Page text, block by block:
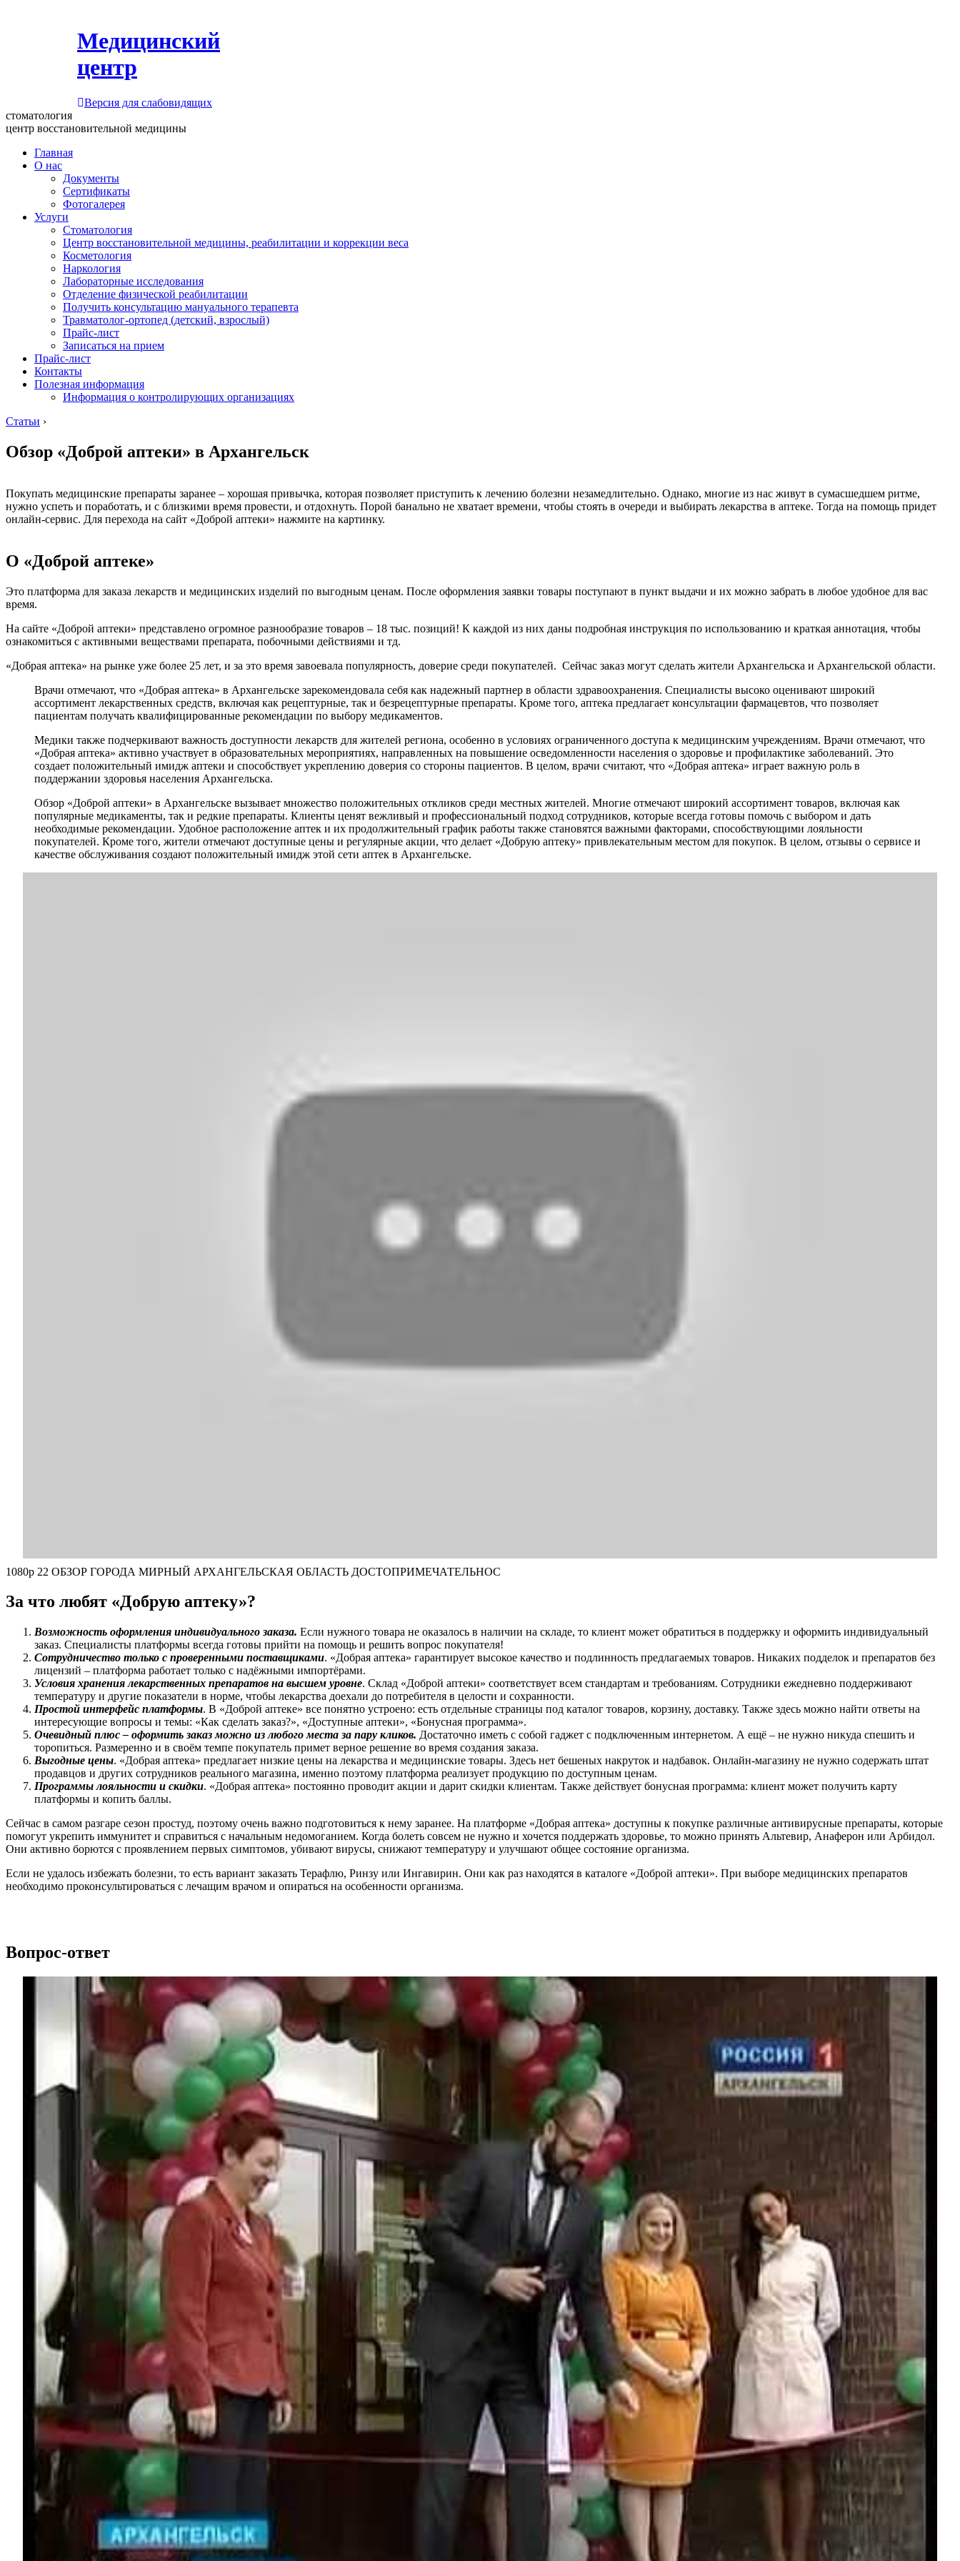
Медицинский
центр
Версия для слабовидящих
стоматология
центр восстановительной медицины
Главная
О нас
Документы
Сертификаты
Фотогалерея
Услуги
Стоматология
Центр восстановительной медицины, реабилитации и коррекции веса
Косметология
Наркология
Лабораторные исследования
Отделение физической реабилитации
Получить консультацию мануального терапевта
Травматолог-ортопед (детский, взрослый)
Прайс-лист
Записаться на прием
Прайс-лист
Контакты
Полезная информация
Информация о контролирующих организациях
Статьи ›
Обзор «Доброй аптеки» в Архангельск
Покупать медицинские препараты заранее – хорошая привычка, которая позволяет приступить к лечению болезни незамедлительно. Однако, многие из нас живут в сумасшедшем ритме,
нужно успеть и поработать, и с близкими время провести, и отдохнуть. Порой банально не хватает времени, чтобы стоять в очереди и выбирать лекарства в аптеке. Тогда на помощь придет
онлайн-сервис. Для перехода на сайт «Доброй аптеки» нажмите на картинку.
О «Доброй аптеке»
Это платформа для заказа лекарств и медицинских изделий по выгодным ценам. После оформления заявки товары поступают в пункт выдачи и их можно забрать в любое удобное для вас
время.
На сайте «Доброй аптеки» представлено огромное разнообразие товаров – 18 тыс. позиций! К каждой из них даны подробная инструкция по использованию и краткая аннотация, чтобы
ознакомиться с активными веществами препарата, побочными действиями и тд.
«Добрая аптека» на рынке уже более 25 лет, и за это время завоевала популярность, доверие среди покупателей. Сейчас заказ могут сделать жители Архангельска и Архангельской области.
Врачи отмечают, что «Добрая аптека» в Архангельске зарекомендовала себя как надежный партнер в области здравоохранения. Специалисты высоко оценивают широкий
ассортимент лекарственных средств, включая как рецептурные, так и безрецептурные препараты. Кроме того, аптека предлагает консультации фармацевтов, что позволяет
пациентам получать квалифицированные рекомендации по выбору медикаментов.
Медики также подчеркивают важность доступности лекарств для жителей региона, особенно в условиях ограниченного доступа к медицинским учреждениям. Врачи отмечают, что
«Добрая аптека» активно участвует в образовательных мероприятиях, направленных на повышение осведомленности населения о здоровье и профилактике заболеваний. Это
создает положительный имидж аптеки и способствует укреплению доверия со стороны пациентов. В целом, врачи считают, что «Добрая аптека» играет важную роль в
поддержании здоровья населения Архангельска.
Обзор «Доброй аптеки» в Архангельске вызывает множество положительных откликов среди местных жителей. Многие отмечают широкий ассортимент товаров, включая как
популярные медикаменты, так и редкие препараты. Клиенты ценят вежливый и профессиональный подход сотрудников, которые всегда готовы помочь с выбором и дать
необходимые рекомендации. Удобное расположение аптек и их продолжительный график работы также становятся важными факторами, способствующими лояльности
покупателей. Кроме того, жители отмечают доступные цены и регулярные акции, что делает «Добрую аптеку» привлекательным местом для покупок. В целом, отзывы о сервисе и
качестве обслуживания создают положительный имидж этой сети аптек в Архангельске.
1080p 22 ОБЗОР ГОРОДА МИРНЫЙ АРХАНГЕЛЬСКАЯ ОБЛАСТЬ ДОСТОПРИМЕЧАТЕЛЬНОС
За что любят «Добрую аптеку»?
Возможность оформления индивидуального заказа. Если нужного товара не оказалось в наличии на складе, то клиент может обратиться в поддержку и оформить индивидуальный
заказ. Специалисты платформы всегда готовы прийти на помощь и решить вопрос покупателя!
Сотрудничество только с проверенными поставщиками. «Добрая аптека» гарантирует высокое качество и подлинность предлагаемых товаров. Никаких подделок и препаратов без
лицензий – платформа работает только с надёжными импортёрами.
Условия хранения лекарственных препаратов на высшем уровне. Склад «Доброй аптеки» соответствует всем стандартам и требованиям. Сотрудники ежедневно поддерживают
температуру и другие показатели в норме, чтобы лекарства доехали до потребителя в целости и сохранности.
Простой интерфейс платформы. В «Доброй аптеке» все понятно устроено: есть отдельные страницы под каталог товаров, корзину, доставку. Также здесь можно найти ответы на
интересующие вопросы и темы: «Как сделать заказ?», «Доступные аптеки», «Бонусная программа».
Очевидный плюс – оформить заказ можно из любого места за пару кликов. Достаточно иметь с собой гаджет с подключенным интернетом. А ещё – не нужно никуда спешить и
торопиться. Размеренно и в своём темпе покупатель примет верное решение во время создания заказа.
Выгодные цены. «Добрая аптека» предлагает низкие цены на лекарства и медицинские товары. Здесь нет бешеных накруток и надбавок. Онлайн-магазину не нужно содержать штат
продавцов и других сотрудников реального магазина, именно поэтому платформа реализует продукцию по доступным ценам.
Программы лояльности и скидки. «Добрая аптека» постоянно проводит акции и дарит скидки клиентам. Также действует бонусная программа: клиент может получить карту
платформы и копить баллы.
Сейчас в самом разгаре сезон простуд, поэтому очень важно подготовиться к нему заранее. На платформе «Добрая аптека» доступны к покупке различные антивирусные препараты, которые
помогут укрепить иммунитет и справиться с начальным недомоганием. Когда болеть совсем не нужно и хочется поддержать здоровье, то можно принять Альтевир, Анаферон или Арбидол.
Они активно борются с проявлением первых симптомов, убивают вирусы, снижают температуру и улучшают общее состояние организма.
Если не удалось избежать болезни, то есть вариант заказать Терафлю, Ринзу или Ингавирин. Они как раз находятся в каталоге «Доброй аптеки». При выборе медицинских препаратов
необходимо проконсультироваться с лечащим врачом и опираться на особенности организма.
Вопрос-ответ